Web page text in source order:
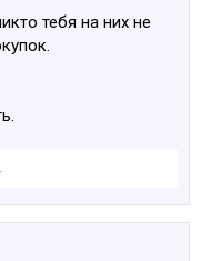
тебя на них не